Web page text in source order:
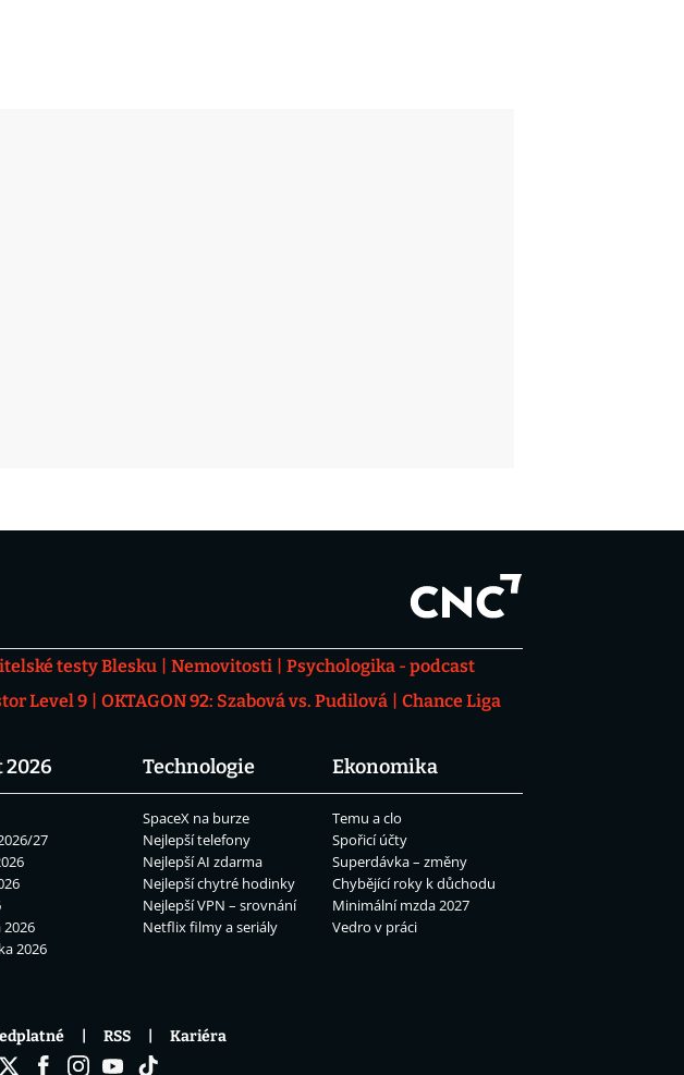
testy Blesku Nemovitosti
Psychologika - podcast
Level 9 OKTAGON 92: Szabová vs. Pudilová
Chance Liga
2026
27
2026
Technologie
SpaceX na burze
Nejlepší telefony
Nejlepší AI zdarma
Nejlepší chytré hodinky
Nejlepší VPN – srovnání
Netflix filmy a seriály
Ekonomika
Temu a clo
Spořicí účty
Superdávka – změny
Chybějící roky k důchodu
Minimální mzda 2027
Vedro v práci
RSS Kariéra